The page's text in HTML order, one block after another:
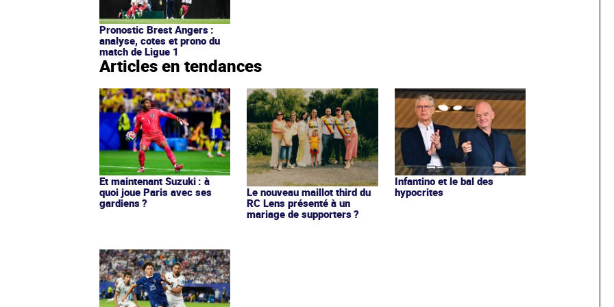
Pronostic Brest Angers :
analyse, cotes et prono du
match de Ligue 1
Articles en tendances
Et maintenant Suzuki : à
quoi joue Paris avec ses
gardiens ?
Le nouveau maillot third du
RC Lens présenté à un
mariage de supporters ?
Infantino et le bal des
hypocrites